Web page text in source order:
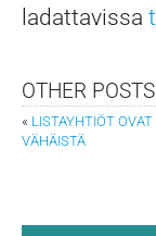
ladattavissa
OTHER POSTS
« LISTAYHTIÖT
VÄHÄISTÄ